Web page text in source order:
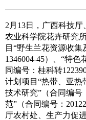
2月13日，广西科技
农业科学院花卉研究
目“野生兰花资源收
1346004-45）、“特
同编号：桂科转
计划项目“热带、亚
技术研究”（合同编号
范”（合同编号：
厅农村处、生产力促